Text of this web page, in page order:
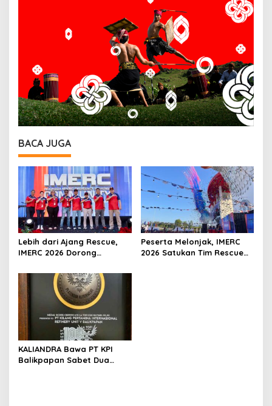
BACA JUGA
Lebih dari Ajang Rescue,
IMERC 2026 Dorong
Kompeten untuk Indonesia
Peserta Melonjak, IMERC
2026 Satukan Tim Rescue
KALIANDRA Bawa PT KPI
Balikpapan Sabet Dua